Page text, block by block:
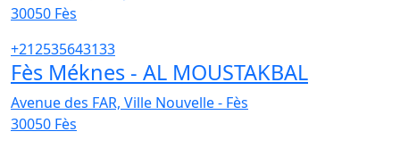
30050 Fès
+212535643133
Fès Méknes - AL MOUSTAKBAL
Avenue des FAR, Ville Nouvelle - Fès
30050 Fès